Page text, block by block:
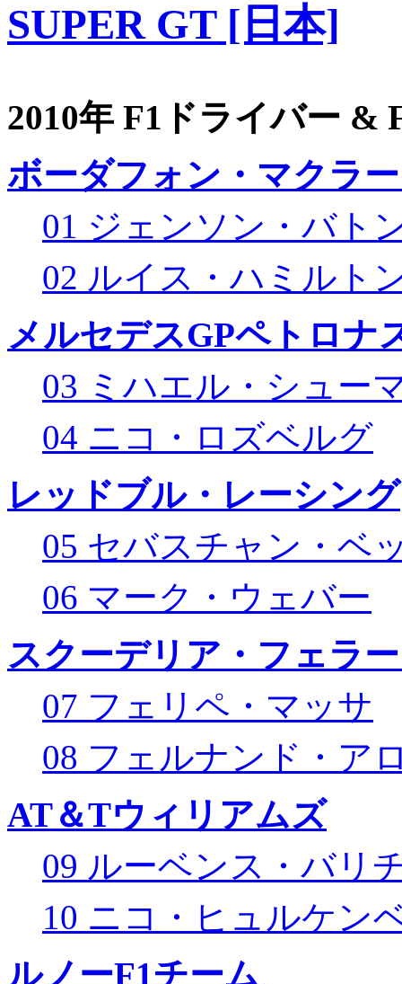
SUPER GT [日本]
2010年 F1ドライバー &
ボーダフォン・マクラ
01 ジェンソン・バト
02 ルイス・ハミルト
メルセデスGPペトロナ
03 ミハエル・シュー
04 ニコ・ロズベルグ
レッドブル・レーシング
05 セバスチャン・ベ
06 マーク・ウェバー
スクーデリア・フェラ
07 フェリペ・マッサ
08 フェルナンド・ア
AT＆Tウィリアムズ
09 ルーベンス・バリ
10 ニコ・ヒュルケン
ルノーF1チーム